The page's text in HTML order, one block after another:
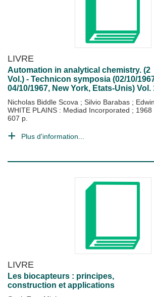
LIVRE
Automation in analytical chemistry. (2
Vol.) - Technicon symposia (02/10/
04/10/1967, New York, Etats-Unis) Vol.
Nicholas Biddle Scova ; Silvio Barabas ;
WHITE PLAINS : Mediad Incorporated ; 1968
607 p.
Plus d'information...
LIVRE
Les biocapteurs : principes,
construction et applications